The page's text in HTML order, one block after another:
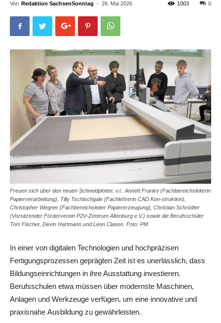
Von Redaktion SachsenSonntag - 26. Mai 2026 0
1003
Freuen sich über den neuen Schneidplotter, v.l.: Annett Franke (Fachbereichsleiterin
Papierverarbeitung), Tilly Tschischgale (Fachlehrerin CAD Kon-struktion),
Christopher Wegner (Fachbereichsleiter Papiererzeugung), Christian Schrödter
(Vorsitzender Förderverein P2V-Zentrum Altenburg e.V.) sowie die Berufsschüler
Tom Fischer, Devin Hartmann und Leon Clasen. Foto: PM
In einer von digitalen Technologien und hochpräzisen
Fertigungsprozessen geprägten Zeit ist es unerlässlich, dass
Bildungseinrichtungen in ihre Ausstattung investieren.
Berufsschulen etwa müssen über modernste Maschinen,
Anlagen und Werkzeuge verfügen, um eine innovative und
praxisnahe Ausbildung zu gewährleisten.